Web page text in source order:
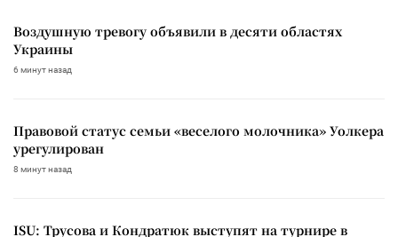
Воздушную тревогу объявили в десяти областях
Украины
6 минут назад
Правовой статус семьи «веселого молочника» Уолкера
урегулирован
8 минут назад
ISU: Трусова и Кондратюк выступят на турнире в